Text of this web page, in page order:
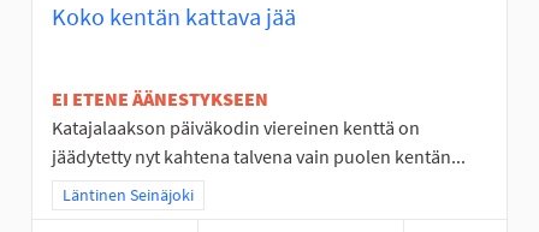
Koko kentän kattava jää
EI ETENE ÄÄNESTYKSEEN
Katajalaakson päiväkodin viereinen kenttä on
jäädytetty nyt kahtena talvena vain puolen kentän...
Rajaa tulokset teeman mukaan: Läntinen Seinäjoki
Läntinen Seinäjoki